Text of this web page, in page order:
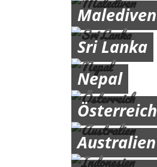
Malediven
Sri Lanka
Nepal
Österreich
Australien